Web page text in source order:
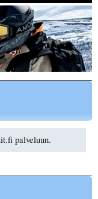
palveluun.